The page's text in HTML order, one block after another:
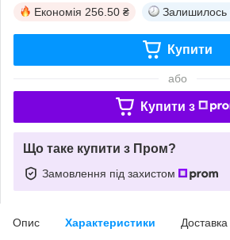
Економія 256.50 ₴ Залишилось
Купити
або
Купити з
Що таке купити з Пром?
Замовлення під захистом
Опис Характеристики Доставка